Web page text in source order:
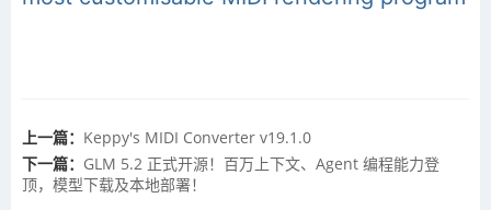
上一篇： Keppy's MIDI Converter v19.1.0
下一篇： GLM 5.2 正式开源！百万上下文、Agent 编程能力登
顶，模型下载及本地部署！